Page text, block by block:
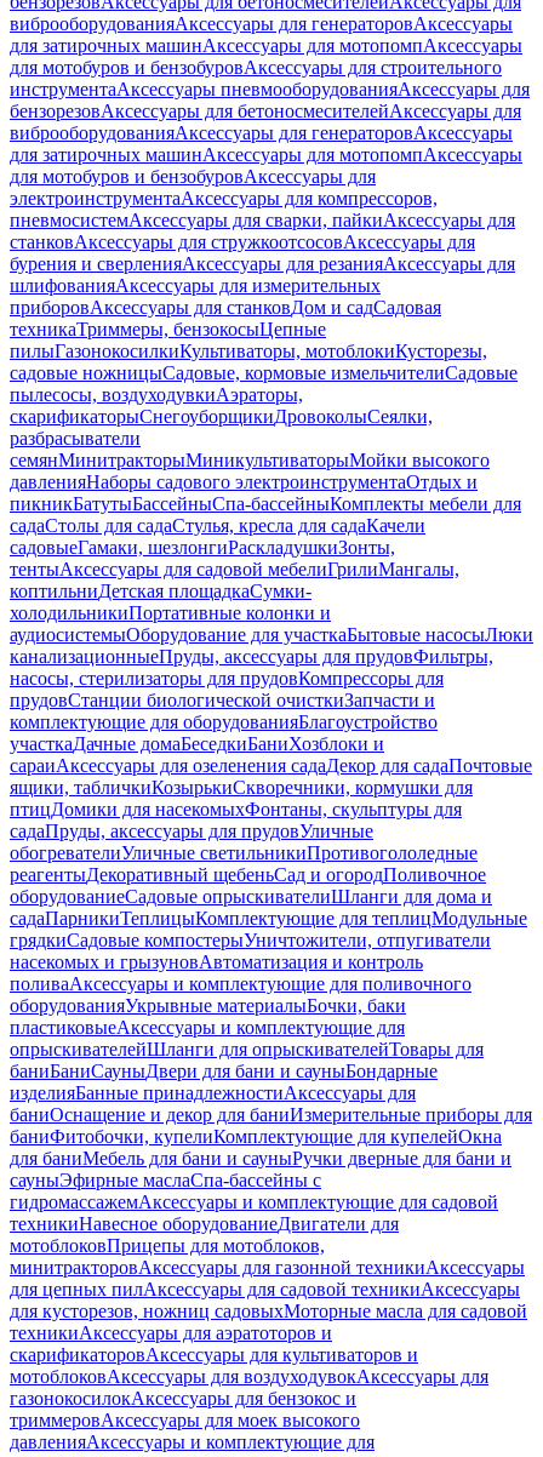
виброоборудованияАксессуары для генераторовАксессуары
для затирочных машинАксессуары для мотопомпАксессуары
для мотобуров и бензобуровАксессуары для строительного
инструментаАксессуары пневмооборудованияАксессуары для
бензорезовАксессуары для бетоносмесителейАксессуары для
виброоборудованияАксессуары для генераторовАксессуары
для затирочных машинАксессуары для мотопомпАксессуары
для мотобуров и бензобуровАксессуары для
электроинструментаАксессуары для компрессоров,
пневмосистемАксессуары для сварки, пайкиАксессуары для
станковАксессуары для стружкоотсосовАксессуары для
бурения и сверленияАксессуары для резанияАксессуары для
шлифованияАксессуары для измерительных
приборовАксессуары для станковДом и садСадовая
техникаТриммеры, бензокосыЦепные
пилыГазонокосилкиКультиваторы, мотоблокиКусторезы,
садовые ножницыСадовые, кормовые измельчителиСадовые
пылесосы, воздуходувкиАэраторы,
скарификаторыСнегоуборщикиДровоколыСеялки,
разбрасыватели
семянМинитракторыМиникультиваторыМойки высокого
давленияНаборы садового электроинструментаОтдых и
пикникБатутыБассейныСпа-бассейныКомплекты мебели для
садаСтолы для садаСтулья, кресла для садаКачели
садовыеГамаки, шезлонгиРаскладушкиЗонты,
тентыАксессуары для садовой мебелиГрилиМангалы,
коптильниДетская площадкаСумки-
холодильникиПортативные колонки и
аудиосистемыОборудование для участкаБытовые насосыЛюки
канализационныеПруды, аксессуары для прудовФильтры,
насосы, стерилизаторы для прудовКомпрессоры для
прудовСтанции биологической очисткиЗапчасти и
комплектующие для оборудованияБлагоустройство
участкаДачные домаБеседкиБаниХозблоки и
сараиАксессуары для озеленения садаДекор для садаПочтовые
ящики, табличкиКозырькиСкворечники, кормушки для
птицДомики для насекомыхФонтаны, скульптуры для
садаПруды, аксессуары для прудовУличные
обогревателиУличные светильникиПротивогололедные
реагентыДекоративный щебеньСад и огородПоливочное
оборудованиеСадовые опрыскивателиШланги для дома и
садаПарникиТеплицыКомплектующие для теплицМодульные
грядкиСадовые компостерыУничтожители, отпугиватели
насекомых и грызуновАвтоматизация и контроль
поливаАксессуары и комплектующие для поливочного
оборудованияУкрывные материалыБочки, баки
пластиковыеАксессуары и комплектующие для
опрыскивателейШланги для опрыскивателейТовары для
баниБаниСауныДвери для бани и сауныБондарные
изделияБанные принадлежностиАксессуары для
баниОснащение и декор для баниИзмерительные приборы для
баниФитобочки, купелиКомплектующие для купелейОкна
для баниМебель для бани и сауныРучки дверные для бани и
сауныЭфирные маслаСпа-бассейны с
гидромассажемАксессуары и комплектующие для садовой
техникиНавесное оборудованиеДвигатели для
мотоблоковПрицепы для мотоблоков,
минитракторовАксессуары для газонной техникиАксессуары
для цепных пилАксессуары для садовой техникиАксессуары
для кусторезов, ножниц садовыхМоторные масла для садовой
техникиАксессуары для аэратоторов и
скарификаторовАксессуары для культиваторов и
мотоблоковАксессуары для воздуходувокАксессуары для
газонокосилокАксессуары для бензокос и
триммеровАксессуары для моек высокого
давленияАксессуары и комплектующие для